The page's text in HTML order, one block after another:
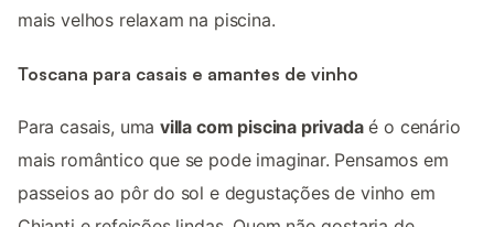
mais velhos relaxam na piscina.
Toscana para casais e amantes de vinho
Para casais, umavilla com piscina privadaé o cenário
mais romântico que se pode imaginar. Pensamos em
passeios ao pôr do sol e degustações de vinho em